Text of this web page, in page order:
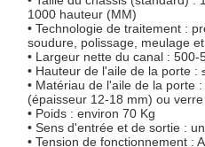
1000 hauteur (MM)
• Technologie de traitement :
soudure, polissage, meulage
• Largeur nette du canal : 500-
• Hauteur de l'aile de la porte :
• Matériau de l'aile de la porte
(épaisseur 12-18 mm) ou
• Poids : environ 70 Kg
• Sens d'entrée et de sortie :
• Tension de fonctionnement :